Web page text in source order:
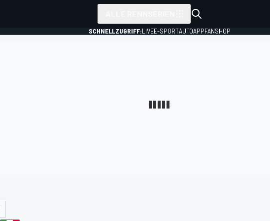
SCHNELLZUGRIFF:LIVEE-SPORTAUTOAPPFANSHOP